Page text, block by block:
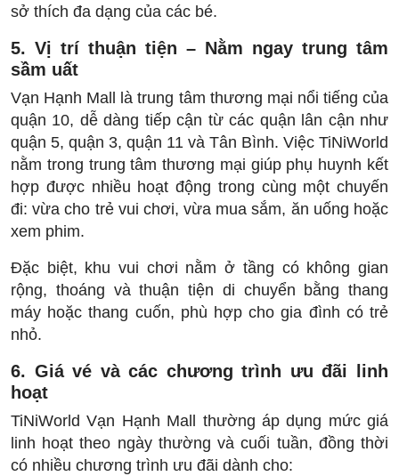
sở thích đa dạng của các bé.
5. Vị trí thuận tiện – Nằm ngay trung tâm
sầm uất
Vạn Hạnh Mall là trung tâm thương mại nổi tiếng của
quận 10, dễ dàng tiếp cận từ các quận lân cận như
quận 5, quận 3, quận 11 và Tân Bình. Việc TiNiWorld
nằm trong trung tâm thương mại giúp phụ huynh kết
hợp được nhiều hoạt động trong cùng một chuyến
đi: vừa cho trẻ vui chơi, vừa mua sắm, ăn uống hoặc
xem phim.
Đặc biệt, khu vui chơi nằm ở tầng có không gian
rộng, thoáng và thuận tiện di chuyển bằng thang
máy hoặc thang cuốn, phù hợp cho gia đình có trẻ
nhỏ.
6. Giá vé và các chương trình ưu đãi linh
hoạt
TiNiWorld Vạn Hạnh Mall thường áp dụng mức giá
linh hoạt theo ngày thường và cuối tuần, đồng thời
có nhiều chương trình ưu đãi dành cho: